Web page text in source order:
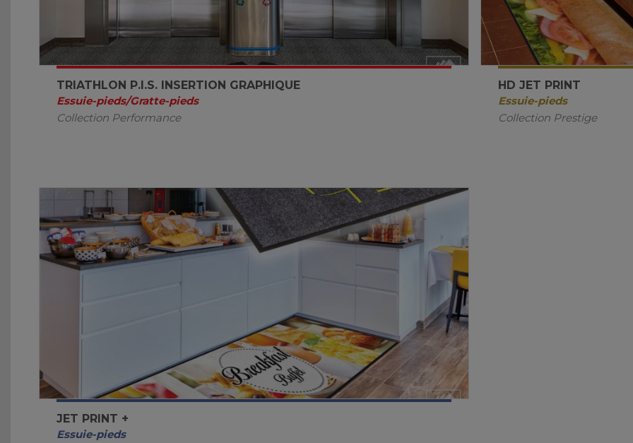
TRIATHLON P.I.S. INSERTION GRAPHIQUE
Essuie-pieds/Gratte-pieds
Collection Performance
HD JET PRINT
Essuie-pieds
Collection Prestige
JET PRINT +
Essuie-pieds